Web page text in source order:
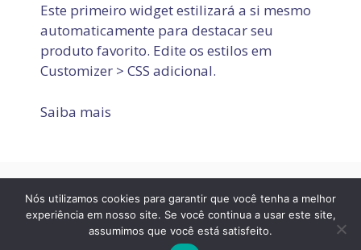
Este primeiro widget estilizará a si mesmo
automaticamente para destacar seu
produto favorito. Edite os estilos em
Customizer > CSS adicional.
Saiba mais
Política de Privacidade Termos de Uso
Fale conosco
© 2026 JOVEM APRENDIZ E ESTÁGIO• Built with
Nós utilizamos cookies para garantir que você tenha a melhor
experiência em nosso site. Se você continua a usar este site,
assumimos que você está satisfeito.